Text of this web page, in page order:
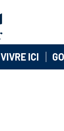
VIVRE ICI